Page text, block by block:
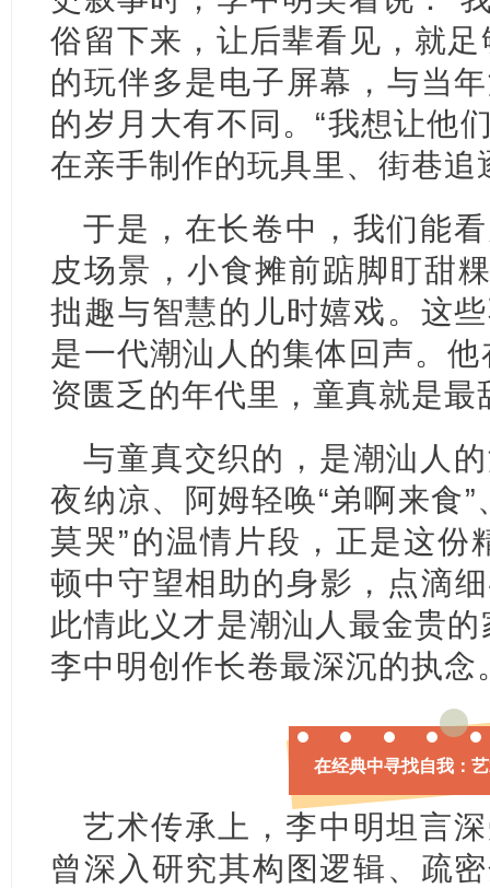
俗留下来，让后辈看见，就
的玩伴多是电子屏幕，与当
的岁月大有不同。“我想让他
在亲手制作的玩具里、街巷追
于是，在长卷中，我们能
皮场景，小食摊前踮脚盯甜
拙趣与智慧的儿时嬉戏。这
是一代潮汕人的集体回声。
资匮乏的年代里，童真就是最
与童真交织的，是潮汕人
夜纳凉、阿姆轻唤“弟啊来食
莫哭”的温情片段，正是这份
顿中守望相助的身影，点滴
此情此义才是潮汕人最金贵
李中明创作长卷最深沉的执念
在经典中寻找自我：
艺术传承上，李中明坦言
曾深入研究其构图逻辑、疏